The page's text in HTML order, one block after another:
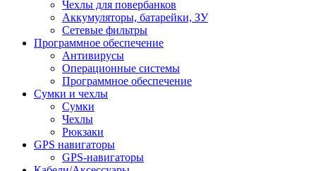
Чехлы для повербанков
Аккумуляторы, батарейки, ЗУ
Сетевые фильтры
Программное обеспечение
Антивирусы
Операционные системы
Программное обеспечение
Сумки и чехлы
Сумки
Чехлы
Рюкзаки
GPS навигаторы
GPS-навигаторы